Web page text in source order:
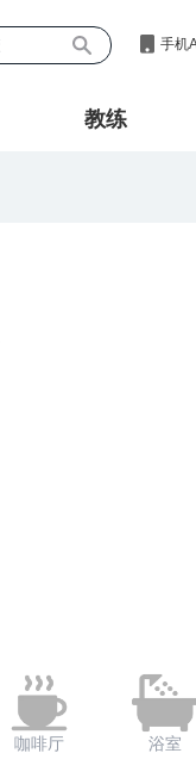
手机
教练
咖啡厅 浴室